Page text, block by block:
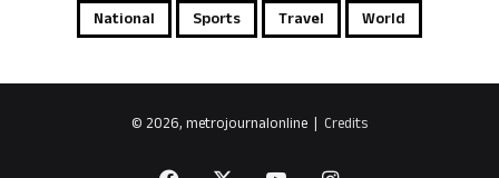
National
Sports Travel World
© 2026, metrojournalonline | Credits